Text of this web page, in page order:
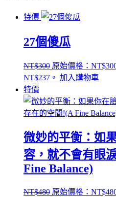
特價
27個傻瓜
NT$300 原始價格：
NT$237。 加入購物車
特價
微妙的平衡：如
容，就不會有眼
Fine Balance)
NT$480 原始價格：